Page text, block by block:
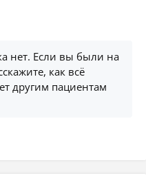
нет. Если вы были на
как всё
другим пациентам